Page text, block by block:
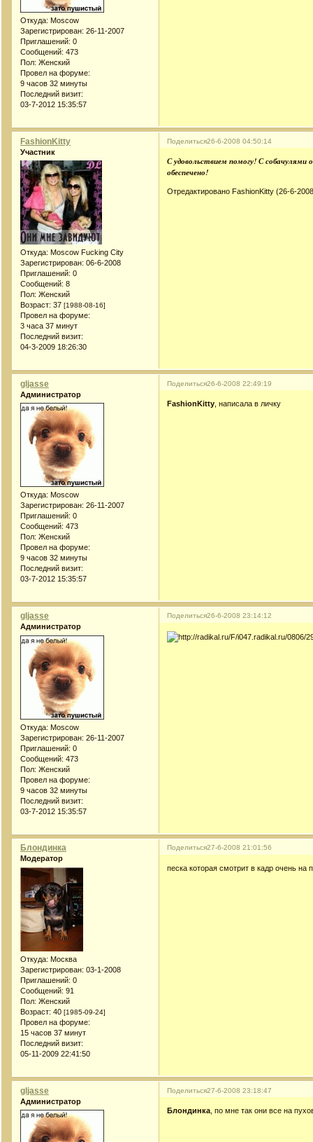
Откуда: Moscow
Зарегистрирован: 26-11-2007
Приглашений: 0
Сообщений: 473
Пол: Женский
Провел на форуме:
9 часов 32 минуты
Последний визит:
03-7-2012 15:35:57
Поделиться26-6-2008 04:50:14
FashionKitty
Участник
Откуда: Moscow Fucking City
Зарегистрирован: 06-6-2008
Приглашений: 0
Сообщений: 8
Пол: Женский
Возраст: 37 [1988-08-16]
Провел на форуме:
3 часа 37 минут
Последний визит:
04-3-2009 18:26:30
С удовольствием помогу! С
обеспечено!
Отредактировано FashionKitty (26-6-
Поделиться26-6-2008 22:49:19
gljasse
Администратор
Откуда: Moscow
Зарегистрирован: 26-11-2007
Приглашений: 0
Сообщений: 473
Пол: Женский
Провел на форуме:
9 часов 32 минуты
Последний визит:
03-7-2012 15:35:57
FashionKitty , написала в личку
Поделиться26-6-2008 23:14:12
gljasse
Администратор
Откуда: Moscow
Зарегистрирован: 26-11-2007
Приглашений: 0
Сообщений: 473
Пол: Женский
Провел на форуме:
9 часов 32 минуты
Последний визит:
03-7-2012 15:35:57
Поделиться27-6-2008 21:01:56
Блондинка
Модератор
Откуда: Москва
Зарегистрирован: 03-1-2008
Приглашений: 0
Сообщений: 91
Пол: Женский
Возраст: 40 [1985-09-24]
Провел на форуме:
15 часов 37 минут
Последний визит:
05-11-2009 22:41:50
песка которая смотрит в кадр очень на
Поделиться27-6-2008 23:18:47
gljasse
Администратор
Блондинка , по мне так они все на